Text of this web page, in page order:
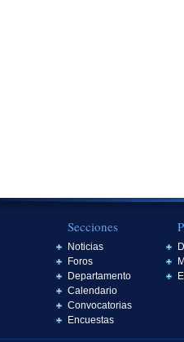
Secciones
Noticias
Foros
Departamento
Calendario
Convocatorias
Encuestas